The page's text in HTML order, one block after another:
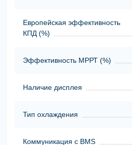
Европейская эффективность
КПД (%)
Эффективность МРРТ (%)
Наличие дисплея
Тип охлаждения
Коммуникация с BMS